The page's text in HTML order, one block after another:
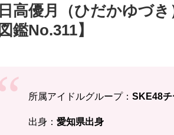
日高優月（ひだかゆづ
図鑑No.311】
所属アイドルグループ： SKE48チ
出身： 愛知県出身